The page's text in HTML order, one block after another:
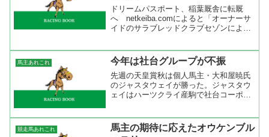
ドリームパスポート、稲葉厩舎に転厩
へ netkeiba.comによると「オーナーサ
イドのサラブレッドクラブセゾンによる
パスポートが松田博資厩舎から稲葉隆一
厩舎へと転厩す...
馬主あれこれ 今年は社台グループが不振
先週の天皇賞秋は個人馬主・大和屋暁氏
のジャスタウェイが勝った。ジャスタウ
ェイはハーツクライ産駒で社台コーポレ
馬主としての社台は不振だ。特にサンデ
ーレーシングの不振が大き...
競走馬あれこれ
馬主の期待に応えたオウケンブル